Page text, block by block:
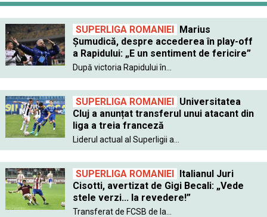
SUPERLIGA ROMANIEI
Marius
Șumudică, despre accederea în play-off
a Rapidului: „E un sentiment de fericire”
După victoria Rapidului în...
SUPERLIGA ROMANIEI
Universitatea
Cluj a anunțat transferul unui atacant din
liga a treia franceză
Liderul actual al Superligii a...
SUPERLIGA ROMANIEI
Italianul Juri
Cisotti, avertizat de Gigi Becali: „Vede
stele verzi... la revedere!”
Transferat de FCSB de la...